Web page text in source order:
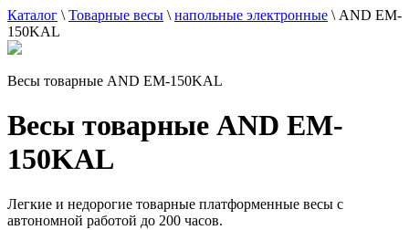
Каталог \ Товарные весы \ напольные электронные \ AND EM-
150KAL
Весы товарные AND EM-150KAL
Весы товарные AND EM-
150KAL
Легкие и недорогие товарные платформенные весы с
автономной работой до 200 часов.